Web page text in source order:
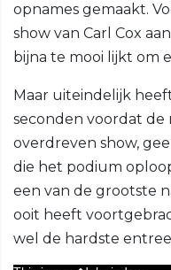
opnames gemaakt.
show van Carl Cox
bijna te mooi lijkt om
Maar uiteindelijk
seconden voordat de
overdreven show,
die het podium
een van de grootste
ooit heeft
wel de hardste